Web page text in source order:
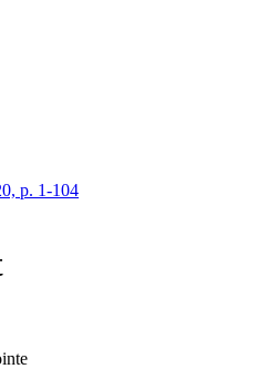
p. 1-104